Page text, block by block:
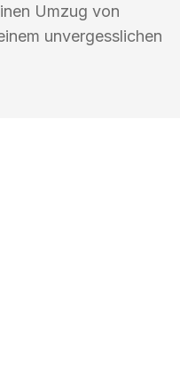
Umzug von
unvergesslichen